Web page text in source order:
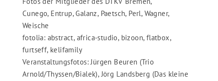
Cunego, Entrup, Galanz, Paetsch, Perl, Wagner,
Weische
fotolia: abstract, africa-studio, bizoon, flatbox,
furtseff, kelifamily
Veranstaltungsfotos: Jürgen Beuren (Trio
Arnold/Thyssen/Bialek), Jörg Landsberg (Das kleine